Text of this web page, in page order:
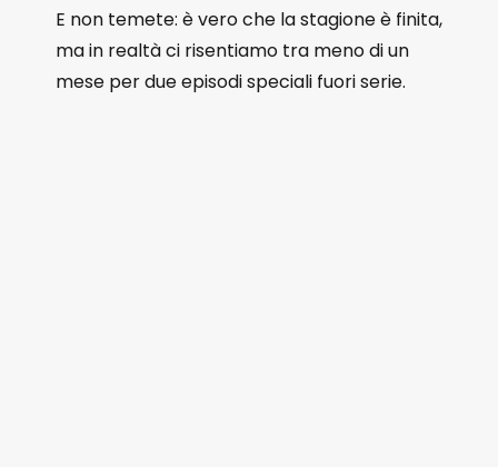
E non temete: è vero che la stagione è finita,
ma in realtà ci risentiamo tra meno di un
mese per due episodi speciali fuori serie.